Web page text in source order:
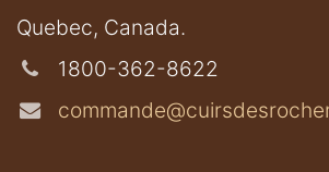
​Quebec, Canada.
1800-362-8622